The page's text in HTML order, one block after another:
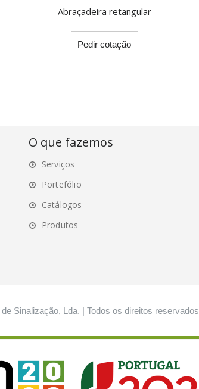
Abraçadeira retangular
Pedir cotação
O que fazemos
Serviços
Portefólio
Catálogos
Produtos
Sinalização, Lda. | Todos os direitos reservados